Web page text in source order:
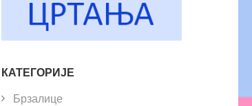
КАТЕГОРИЈЕ
Брзалице